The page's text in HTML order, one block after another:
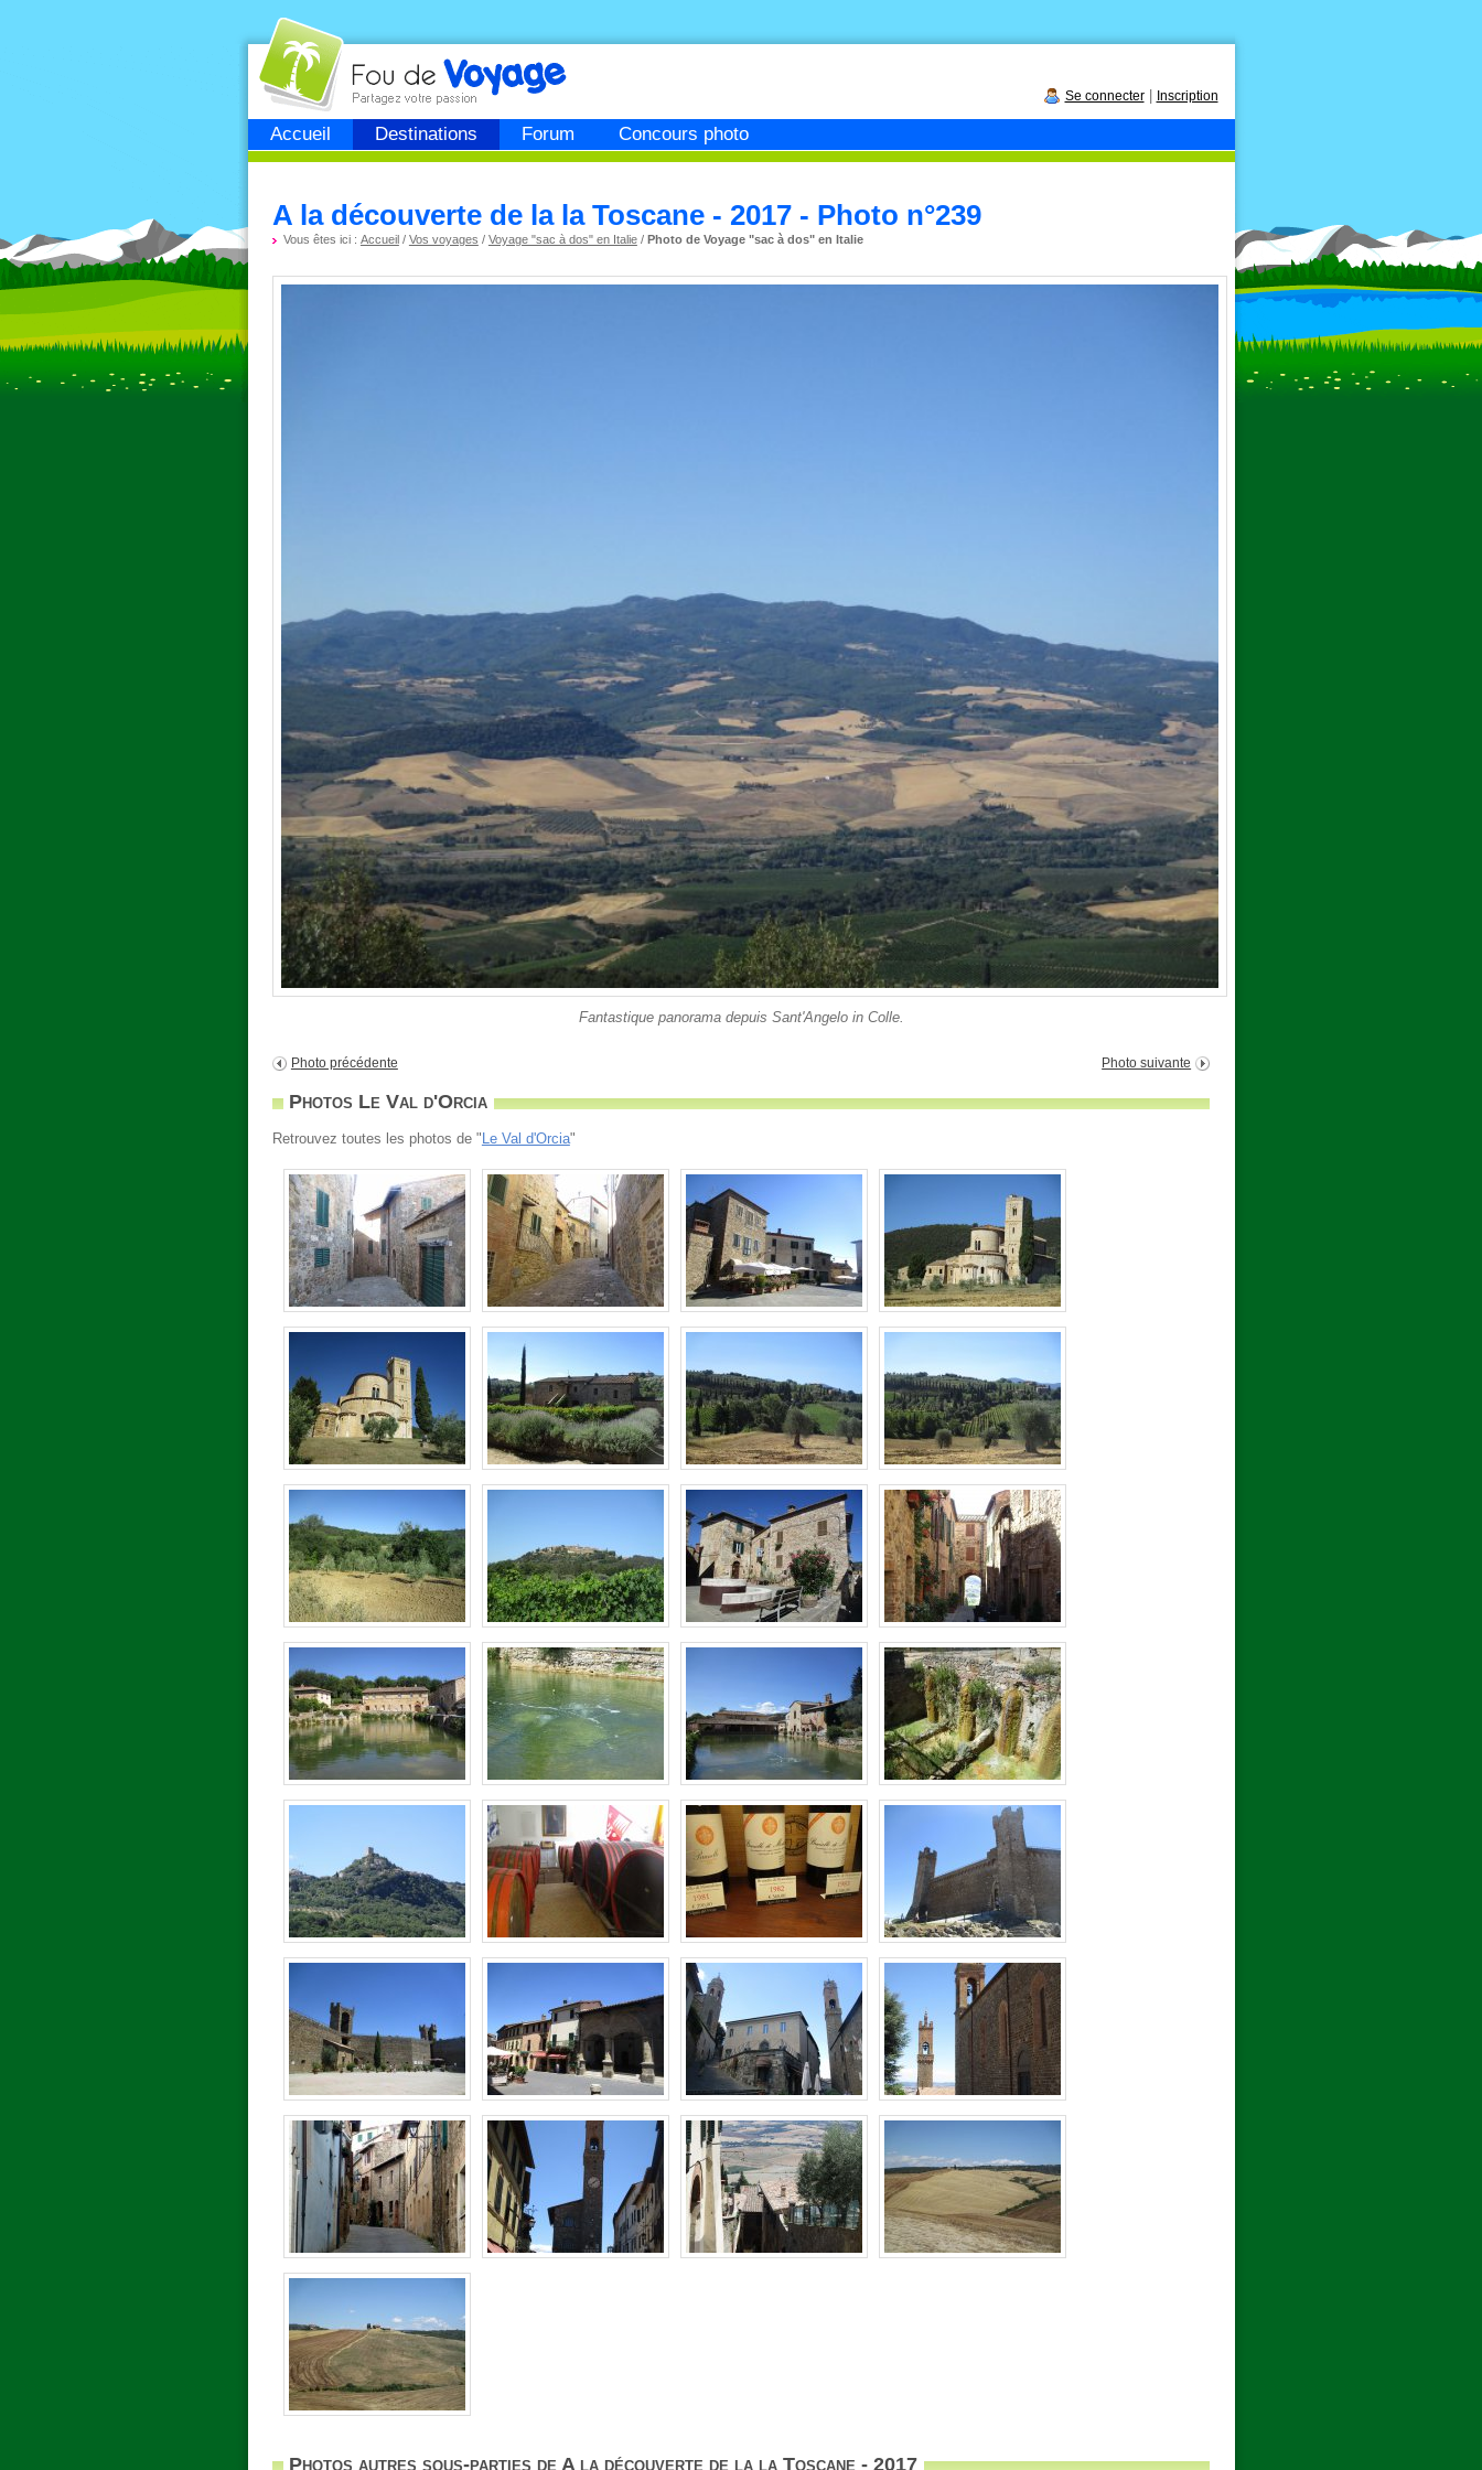
Accueil Destinations Forum Concours photo
Fou devoyage
Se connecter| Inscription
A la découverte de la la Toscane - 2017 - Photo n°239
Vous êtes ici : Accueil/ Vos voyages / Voyage "sac à dos" en Italie/ Photo de Voyage "sac à dos" en Italie
Fantastique panorama depuis Sant'Angelo in Colle.
Photo précédente Photo suivante
Photos Le Val d'Orcia
Retrouvez toutes les photos de "Le Val d'Orcia"
Photos autres sous-parties de A la découverte de la la Toscane - 2017